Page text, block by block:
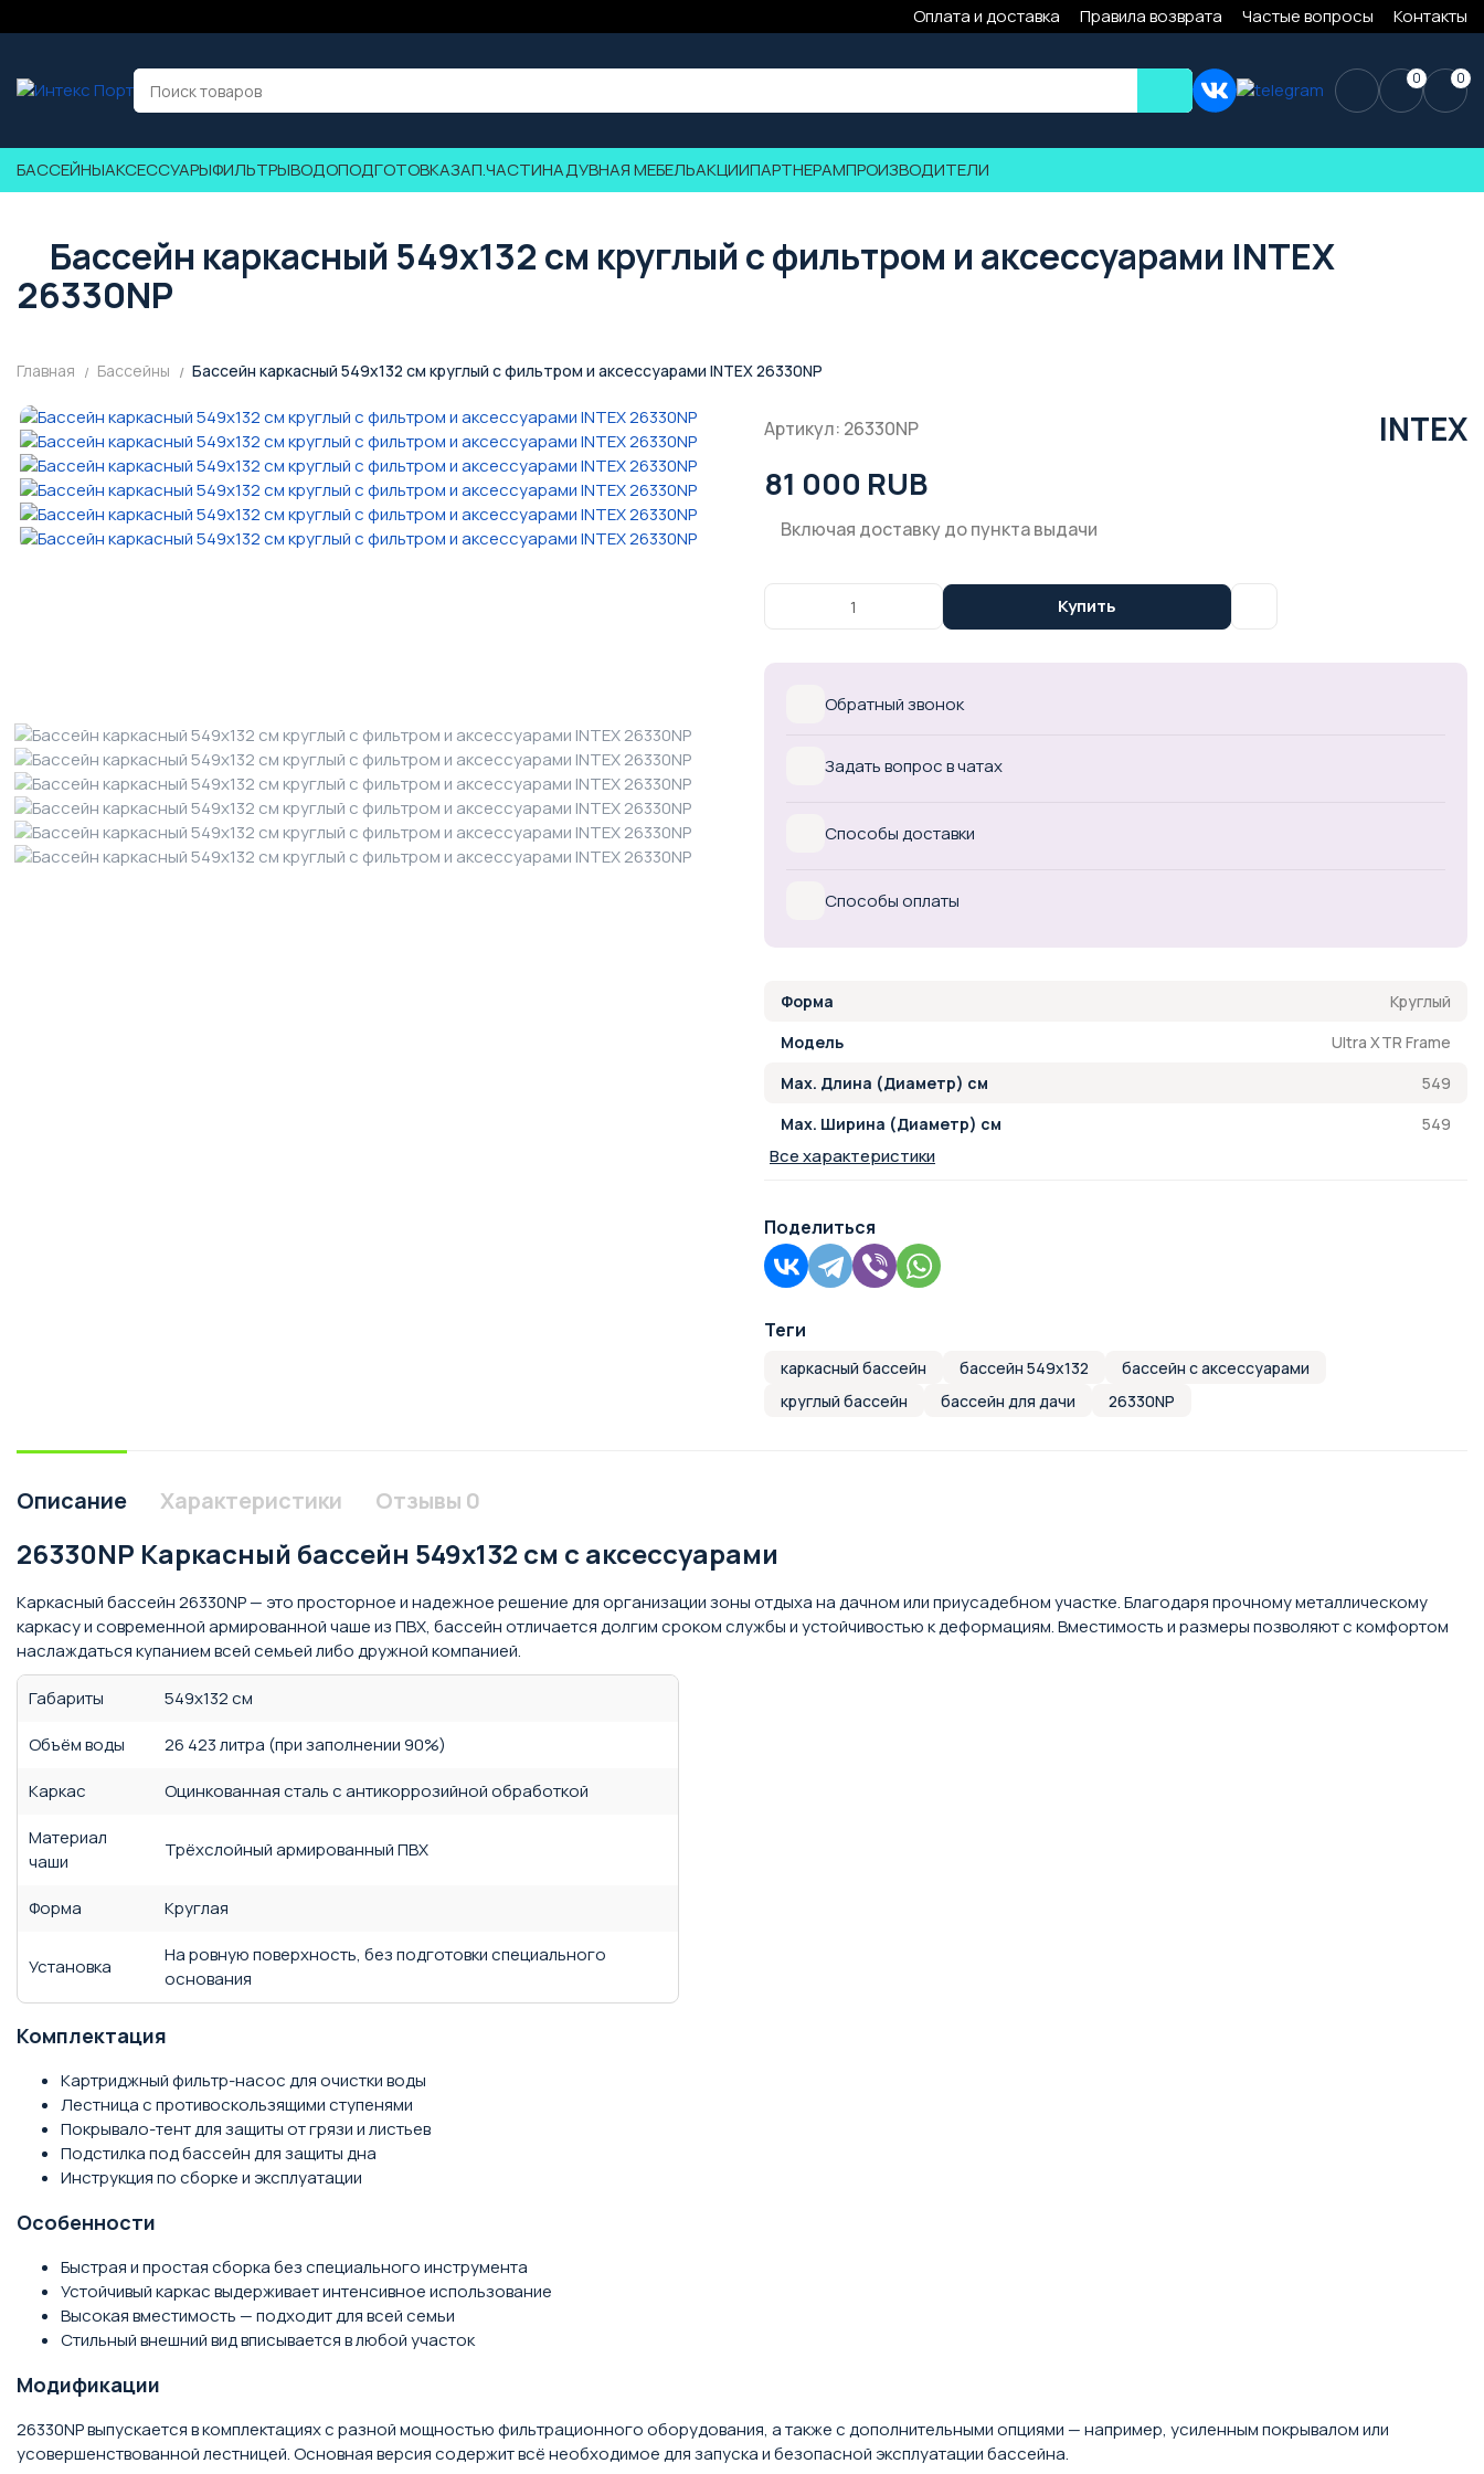
Оплата и доставка Правила возврата Частые вопросы Контакты
0 0
БАССЕЙНЫАКСЕССУАРЫФИЛЬТРЫВОДОПОДГОТОВКАЗАП.ЧАСТИНАДУВНАЯ МЕБЕЛЬАКЦИИПАРТНЕРАМПРОИЗВОДИТЕЛИ
Бассейн каркасный 549х132 см круглый с фильтром и аксессуарами INTEX
26330NP
Главная Бассейны Бассейн каркасный 549х132 см круглый с фильтром и аксессуарами INTEX 26330NP
Артикул: 26330NP INTEX
81 000 RUB
Включая доставку до пункта выдачи
Купить
Обратный звонок
Задать вопрос в чатах
Способы доставки
Способы оплаты
Форма
Круглый
Модель
Ultra XTR Frame
Max. Длина (Диаметр) см
549
Max. Ширина (Диаметр) см
549
Все характеристики
Поделиться
Теги
каркасный бассейн бассейн 549х132
бассейн с аксессуарами
круглый бассейн
бассейн для дачи 26330NP
Описание Характеристики Отзывы 0
26330NP Каркасный бассейн 549х132 см с аксессуарами
Каркасный бассейн 26330NP — это просторное и надежное решение для организации зоны отдыха на дачном или приусадебном участке. Благодаря прочному металлическому
каркасу и современной армированной чаше из ПВХ, бассейн отличается долгим сроком службы и устойчивостью к деформациям. Вместимость и размеры позволяют с комфортом
наслаждаться купанием всей семьей либо дружной компанией.
Габариты
549х132 см
Объём воды
26 423 литра (при заполнении 90%)
Каркас
Оцинкованная сталь с антикоррозийной обработкой
Материал
чаши
Трёхслойный армированный ПВХ
Форма Круглая
Установка
На ровную поверхность, без подготовки специального
основания
Комплектация
Картриджный фильтр-насос для очистки воды
Лестница с противоскользящими ступенями
Покрывало-тент для защиты от грязи и листьев
Подстилка под бассейн для защиты дна
Инструкция по сборке и эксплуатации
Особенности
Быстрая и простая сборка без специального инструмента
Устойчивый каркас выдерживает интенсивное использование
Высокая вместимость — подходит для всей семьи
Стильный внешний вид вписывается в любой участок
Модификации
26330NP выпускается в комплектациях с разной мощностью фильтрационного оборудования, а также с дополнительными опциями — например, усиленным покрывалом или
усовершенствованной лестницей. Основная версия содержит всё необходимое для запуска и безопасной эксплуатации бассейна.